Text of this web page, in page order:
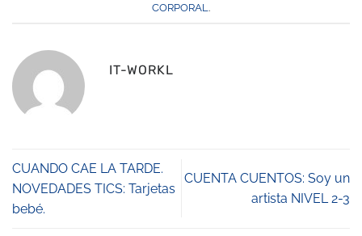
CORPORAL .
IT-WORKL
CUANDO CAE LA TARDE.
NOVEDADES TICS: Tarjetas
bebé.
CUENTA CUENTOS: Soy un
artista NIVEL 2-3